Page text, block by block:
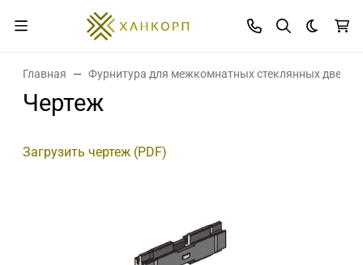
Темная
Главная Фурнитура для межкомнатных стеклянных дверей
Чертеж
Загрузить чертеж (PDF)